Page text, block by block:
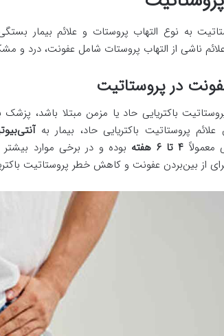
به نوع التهاب پروستات و علائم بیمار
ناشی از التهاب پروستات شامل عفونت، درد و
در پروستاتیت
باکتریایی حاد یا مزمن مبتلا باشد،
پروستاتیت باکتریایی حاد، بیمار به
معمولاً ۴ تا ۶ هفته
بوده و در برخی موارد
از بین‌بردن عفونت و کاهش خطر پروستاتیت